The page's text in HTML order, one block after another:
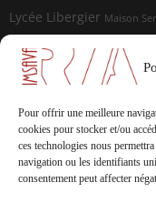
Pour offrir une meilleure
cookies pour stocker et/ou
ces technologies nous
navigation ou les identifiants
consentement peut affecter
Lycée Libergier Maison
Marie Elisabeth Journiac
Photographes Place
Magdeleine
Rue de
Saint-Marceaux
Geffrelot théâtre